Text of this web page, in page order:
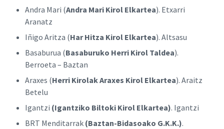
Andra Mari (Andra Mari Kirol Elkartea). Etxarri
Aranatz
Iñigo Aritza (Har Hitza Kirol Elkartea). Altsasu
Basaburua (Basaburuko Herri Kirol Taldea).
Berroeta – Baztan
Araxes (Herri Kirolak Araxes Kirol Elkartea). Araitz
Betelu
Igantzi (Igantziko Biltoki Kirol Elkartea). Igantzi
BRT Menditarrak (Baztan-Bidasoako G.K.K.).